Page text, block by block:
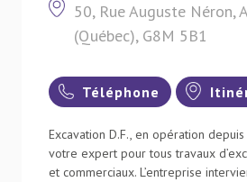
50, Rue Auguste Néron,
(Québec), G8M 5B1
Téléphone
Excavation D.F., en opération
votre expert pour tous travaux
et commerciaux. L’entreprise